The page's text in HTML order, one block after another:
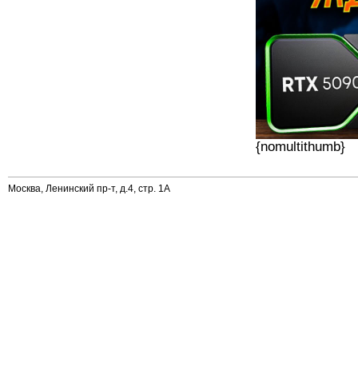
{nomultithumb}
Москва, Ленинский пр-т, д.4, стр. 1А